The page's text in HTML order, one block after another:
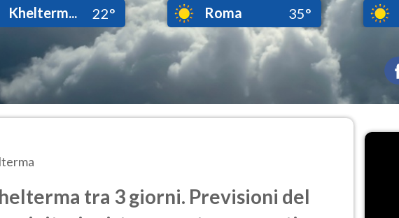
Khelterm... 22° Roma 35°
tra 3 giorni. Previsioni del